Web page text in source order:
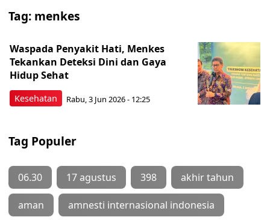
Tag: menkes
Kesehatan
Waspada Penyakit Hati, Menkes
Tekankan Deteksi Dini dan Gaya
Hidup Sehat
Rabu, 3 Jun 2026 - 12:25
Tag Populer
06.30 17 agustus 398 akhir tahun
aman amnesti internasional indonesia